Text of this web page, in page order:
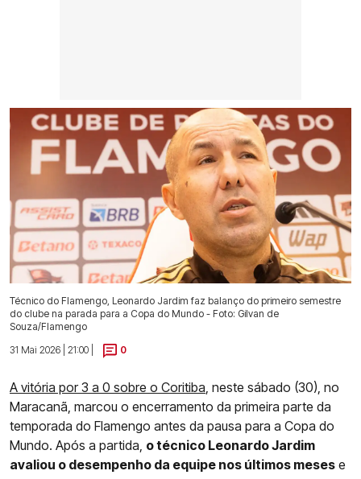
Técnico do Flamengo, Leonardo Jardim faz balanço do primeiro semestre
do clube na parada para a Copa do Mundo - Foto: Gilvan de
Souza/Flamengo
31 Mai 2026 | 21:00 |
0
A vitória por 3 a 0 sobre o Coritiba , neste sábado (30), no
Maracanã, marcou o encerramento da primeira parte da
temporada do Flamengo antes da pausa para a Copa do
Mundo. Após a partida, o técnico Leonardo Jardim
avaliou o desempenho da equipe nos últimos meses e